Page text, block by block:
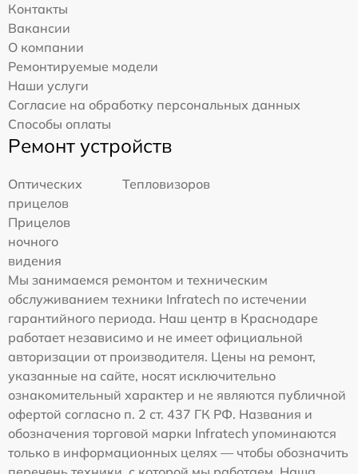
Контакты
Вакансии
О компании
Ремонтируемые модели
Наши услуги
Согласие на обработку персональных данных
Способы оплаты
Ремонт устройств
Оптических
прицелов
Тепловизоров
Прицелов
ночного
видения
Мы занимаемся ремонтом и техническим
обслуживанием техники Infratech по истечении
гарантийного периода. Наш центр в Краснодаре
работает независимо и не имеет официальной
авторизации от производителя. Цены на ремонт,
указанные на сайте, носят исключительно
ознакомительный характер и не являются публичной
офертой согласно п. 2 ст. 437 ГК РФ. Названия и
обозначения торговой марки Infratech упоминаются
только в информационных целях — чтобы обозначить